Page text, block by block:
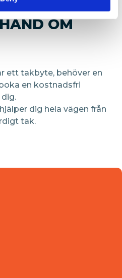
OM
ett takbyte, behöver en
en kostnadsfri
dig hela vägen från
tak.